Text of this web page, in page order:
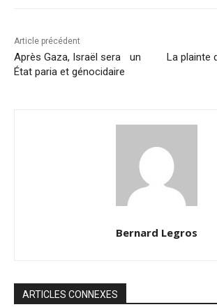
Article précédent
Après Gaza, Israël sera un
État paria et génocidaire
La plainte
Bernard Legros
ARTICLES CONNEXES